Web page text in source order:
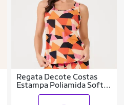
Regata Decote Costas
Estampa Poliamida Soft
Donna Carioca